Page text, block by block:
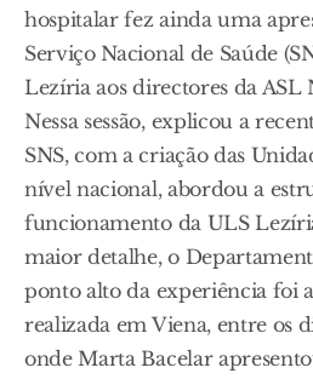
hospitalar fez ainda uma
Serviço Nacional de Saúde
Lezíria aos directores da ASL
Nessa sessão, explicou a
SNS, com a criação das
nível nacional, abordou a
funcionamento da ULS
maior detalhe, o
ponto alto da experiência foi
realizada em Viena, entre os
onde Marta Bacelar